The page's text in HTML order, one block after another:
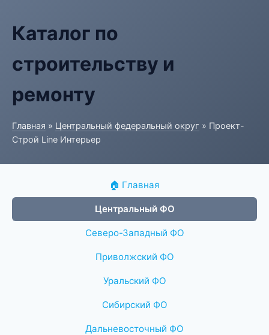
Каталог по
строительству и
ремонту
Главная » Центральный федеральный округ » Проект-
Строй Line Интерьер
🏠 Главная
Центральный ФО
Северо-Западный ФО
Приволжский ФО
Уральский ФО
Сибирский ФО
Дальневосточный ФО